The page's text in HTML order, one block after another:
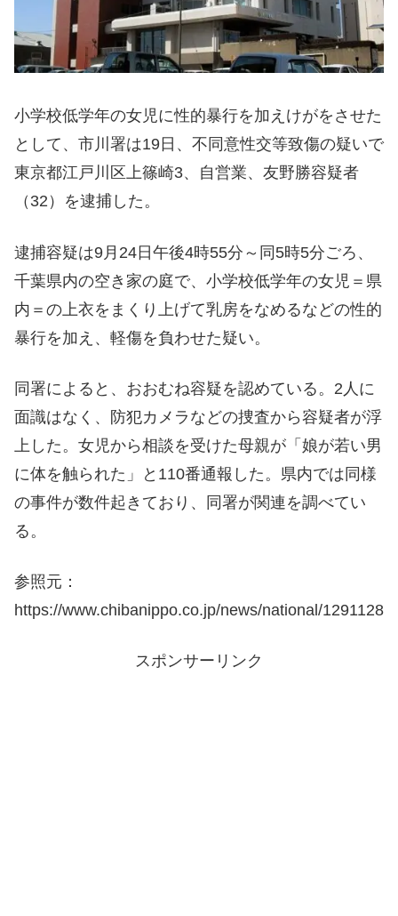
小学校低学年の女児に性的暴行を加えけがをさせた
として、市川署は19日、不同意性交等致傷の疑いで
東京都江戸川区上篠崎3、自営業、友野勝容疑者
（32）を逮捕した。
逮捕容疑は9月24日午後4時55分～同5時5分ごろ、
千葉県内の空き家の庭で、小学校低学年の女児＝県
内＝の上衣をまくり上げて乳房をなめるなどの性的
暴行を加え、軽傷を負わせた疑い。
同署によると、おおむね容疑を認めている。2人に
面識はなく、防犯カメラなどの捜査から容疑者が浮
上した。女児から相談を受けた母親が「娘が若い男
に体を触られた」と110番通報した。県内では同様
の事件が数件起きており、同署が関連を調べてい
る。
参照元：
https://www.chibanippo.co.jp/news/national/1291128
スポンサーリンク